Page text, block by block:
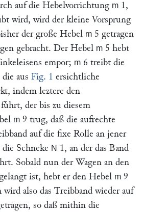
auf die Hebelvorrichtung m 1,
wird, wird der kleine Vorsprung
der große Hebel m 5 getragen
gebracht. Der Hebel m 5 hebt
empor; m 6 treibt die
aus Fig. 1 ersichtliche
indem leztere den
der bis zu diesem
m 9 trug, daß die aufrechte
auf die fixe Rolle an jener
Schneke N 1, an der das Band
Sobald nun der Wagen an den
ist, hebt er den Hebel m 9
also das Treibband wieder auf
so daß mithin die